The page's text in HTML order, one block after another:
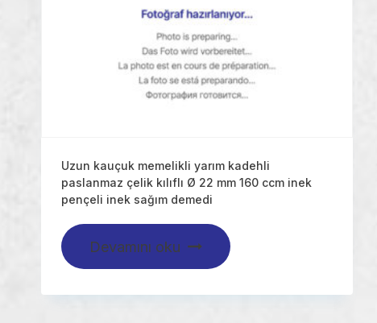
Uzun kauçuk memelikli yarım kadehli
paslanmaz çelik kılıflı Ø 22 mm 160 ccm inek
pençeli inek sağım demedi
Devamını oku